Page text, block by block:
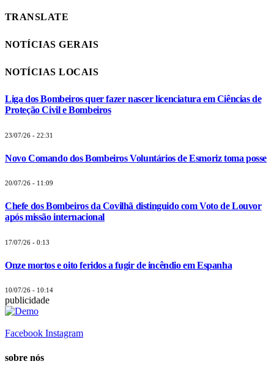
TRANSLATE
NOTÍCIAS GERAIS
NOTÍCIAS LOCAIS
Liga dos Bombeiros quer fazer nascer licenciatura em Ciências de
Proteção Civil e Bombeiros
23/07/26 - 22:31
Novo Comando dos Bombeiros Voluntários de Esmoriz toma posse
20/07/26 - 11:09
Chefe dos Bombeiros da Covilhã distinguido com Voto de Louvor
após missão internacional
17/07/26 - 0:13
Onze mortos e oito feridos a fugir de incêndio em Espanha
10/07/26 - 10:14
publicidade
Facebook Instagram
sobre nós